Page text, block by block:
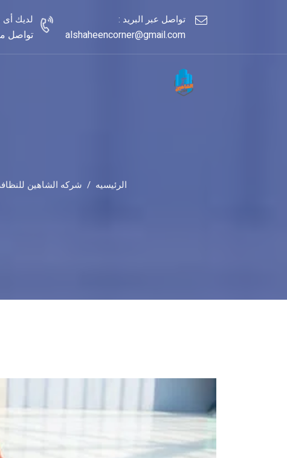
تواصل عبر البريد :
alshaheencorner@gmail.com
لديك
تواصل معنا:
الرئيسيه شركه الشاهين